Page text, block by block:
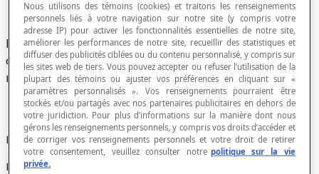
Ensemble qui comprend autant d'éléments
qu'une partie de l'ensembledes nombres
naturels.
Exemple
L'ensemble des nombres naturels impairs inférieurs à
Nous utilisons des témoins (cookies) et traitons les renseignements
personnels liés à votre navigation sur notre site (y compris votre
adresse IP) pour activer les fonctionnalités essentielles de notre site,
améliorer les performances de notre site, recueillir des statistiques et
diffuser des publicités ciblées ou du contenu personnalisé, y compris sur
les sites web de tiers. Vous pouvez accepter ou refuser l’utilisation de la
plupart des témoins ou ajuster vos préférences en cliquant sur «
paramètres personnalisés ». Vos renseignements pourraient être
stockés et/ou partagés avec nos partenaires publicitaires en dehors de
votre juridiction. Pour plus d’informations sur la manière dont nous
gérons les renseignements personnels, y compris vos droits d’accéder et
de corriger vos renseignements personnels et votre droit de retirer
votre consentement, veuillez consulter notre politique sur la vie
privée.